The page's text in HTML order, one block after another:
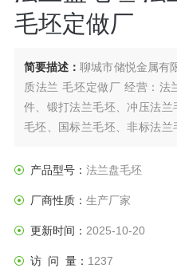
毛坯定做厂
简要描述：聊城市储悦金属有
质法兰 毛坯定做厂 经营：法
件、锻打法兰毛坯、冲压法
毛坯、国标兰毛坯、非标法
产品型号： 法兰盘毛坯
厂商性质： 生产厂家
更新时间： 2025-10-20
访 问 量： 1237